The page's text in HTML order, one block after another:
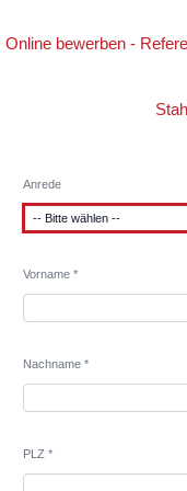
Online bewerben -
Anrede
Vorname *
Nachname *
PLZ *